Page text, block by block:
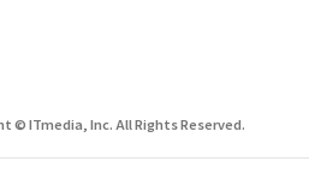
© ITmedia, Inc. All Rights Reserved.